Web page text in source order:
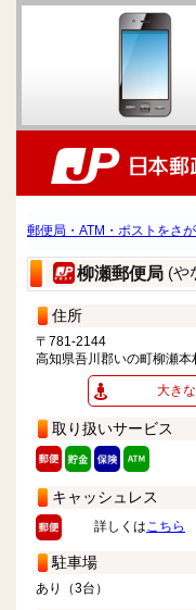
郵便局・ATM・ポストをさ
柳瀬郵便局 (や
住所
〒781-2144
高知県吾川郡いの町柳瀬本
大き
取り扱いサービス
キャッシュレス
詳しくはこちら
駐車場
あり（3台）